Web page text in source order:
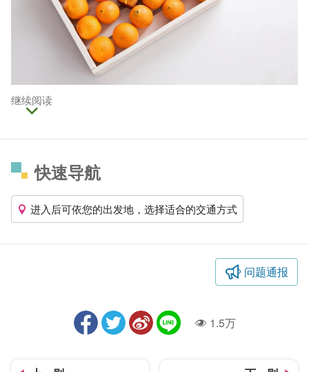
继续阅读
快速导航
进入后可依您的出发地，选择适合的交通方式
问题通报
人气1.5万